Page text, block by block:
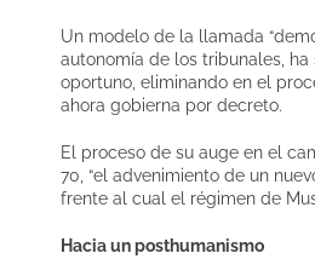
Un modelo de la llamada
autonomía de los tribunales,
oportuno, eliminando en el
ahora gobierna por decreto.
El proceso de su auge en el
70, “el advenimiento de un
frente al cual el régimen de
Hacia un posthumanismo